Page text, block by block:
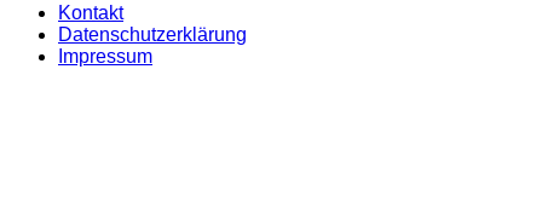
Kontakt
Datenschutzerklärung
Impressum